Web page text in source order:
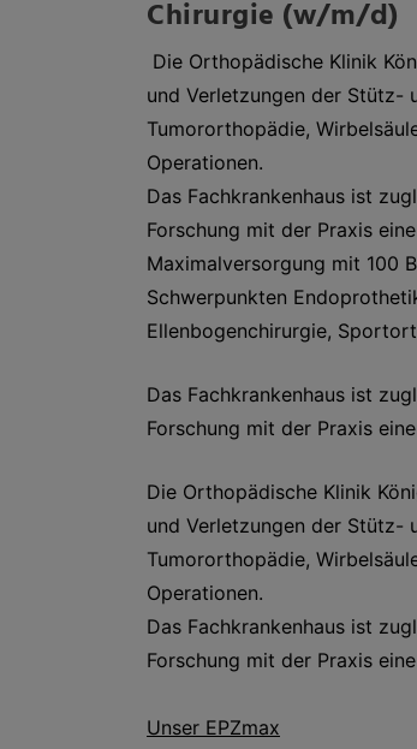
Chirurgie (w/m/d)
Die Orthopädische Klinik
und Verletzungen der Stütz-
Tumororthopädie,
Operationen.
Das Fachkrankenhaus ist
Forschung mit der Praxis
Maximalversorgung mit 100
Schwerpunkten
Ellenbogenchirurgie,
Das Fachkrankenhaus ist
Forschung mit der Praxis
Die Orthopädische Klinik
und Verletzungen der Stütz-
Tumororthopädie,
Operationen.
Das Fachkrankenhaus ist
Forschung mit der Praxis
Unser EPZmax